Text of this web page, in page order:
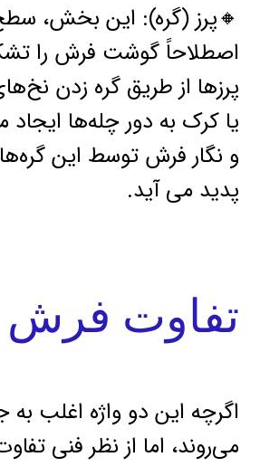
🔸پرز (گره): این بخش،
اصطلاحاً گوشت فرش را
پرزها از طریق گره‌ زدن
یا کرک به دور چله‌ها
و نگار فرش توسط این
پدید می آید.
تفاوت فرش
اگرچه این دو واژه اغلب به
می‌روند، اما از نظر فنی